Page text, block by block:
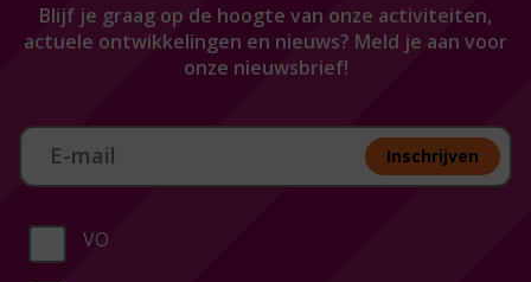
Blijf je graag op de hoogte van onze activiteiten,
actuele ontwikkelingen en nieuws? Meld je aan voor
onze nieuwsbrief!
Aan melden nieuwsbrief Inschrijven
VO